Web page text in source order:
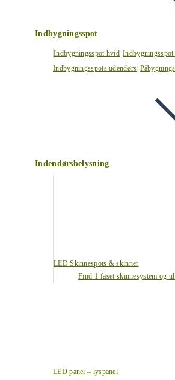
Indbygningsspot
Indbygningsspot hvid Indbygningsspot
Indbygningsspots udendørs
Indendørsbelysning
LED Skinnespots & skinner
Find 1-faset skinnesystem og
LED panel – lyspanel